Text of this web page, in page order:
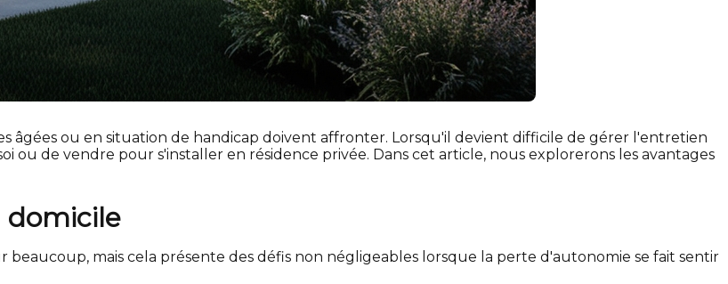
âgées ou en situation de handicap doivent affronter. Lorsqu'il devient difficile de gérer l'entretien
ou de vendre pour s'installer en résidence privée. Dans cet article, nous explorerons les avantages
domicile
mais cela présente des défis non négligeables lorsque la perte d'autonomie se fait sentir